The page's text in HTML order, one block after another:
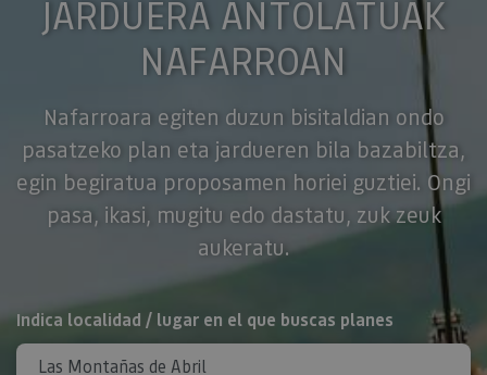
JARDUERA ANTOLATUAK
NAFARROAN
Nafarroara egiten duzun bisitaldian ondo
pasatzeko plan eta jardueren bila bazabiltza,
egin begiratua proposamen horiei guztiei. Ongi
pasa, ikasi, mugitu edo dastatu, zuk zeuk
aukeratu.
BILATU
Indica localidad / lugar en el que buscas planes